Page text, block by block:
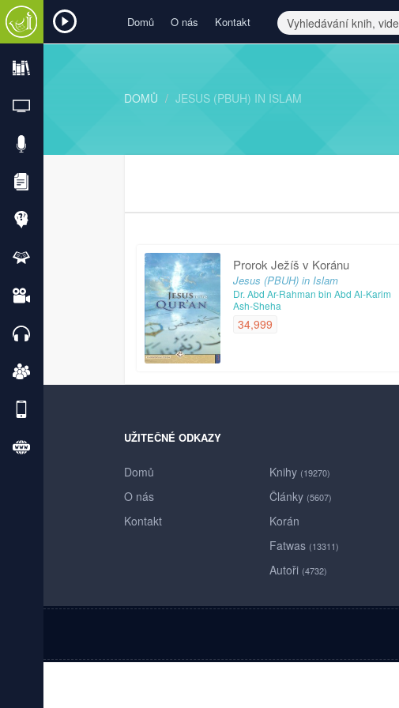
Domů O nás Kontakt
DOMŮ JESUS (PBUH) IN ISLAM
Prorok Ježíš v Koránu
Jesus (PBUH) in Islam
Dr. Abd Ar-Rahman bin Abd Al-Karim
Ash-Sheha
34,999
UŽITEČNÉ ODKAZY
Domů
O nás
Kontakt
Knihy (19270)
Články (5607)
Korán
Fatwas (13311)
Autoři (4732)